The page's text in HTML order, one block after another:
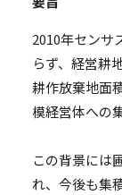
2010年センサ
らず、経営耕
耕作放棄地面
模経営体への
この背景には
れ、今後も集